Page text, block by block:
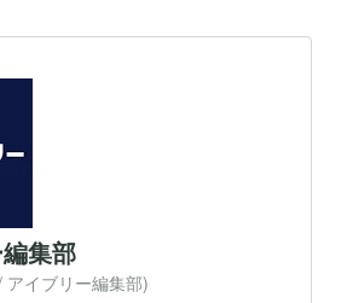
集部
アイブリー編集部)